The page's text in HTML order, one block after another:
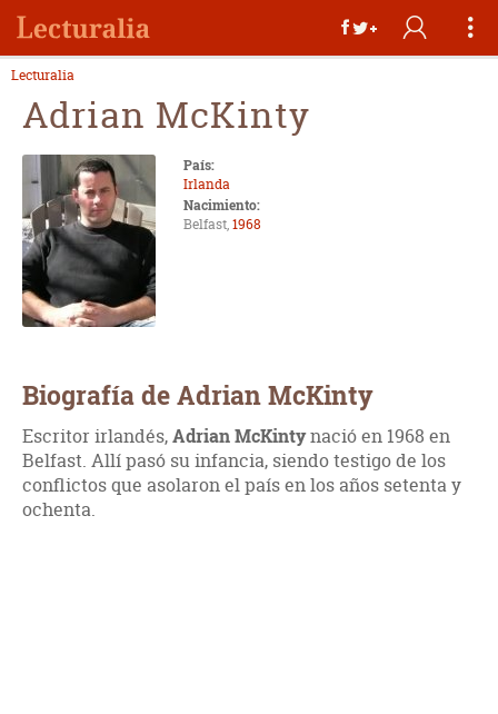
Lecturalia
Adrian McKinty
País:
Irlanda
Nacimiento:
Belfast,1968
Biografía de Adrian McKinty
Escritor irlandés,Adrian McKintynació en 1968 en
Belfast. Allí pasó su infancia, siendo testigo de los
conflictos que asolaron el país en los años setenta y
ochenta.